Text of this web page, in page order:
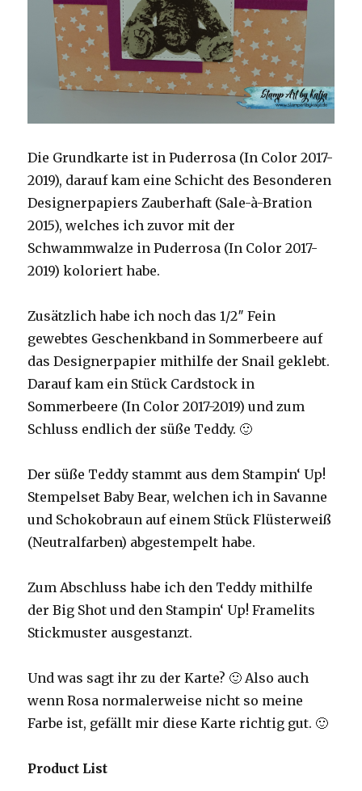
Die Grundkarte ist in Puderrosa (In Color 2017-
2019), darauf kam eine Schicht des Besonderen
Designerpapiers Zauberhaft (Sale-à-Bration
2015), welches ich zuvor mit der
Schwammwalze in Puderrosa (In Color 2017-
2019) koloriert habe.
Zusätzlich habe ich noch das 1/2″ Fein
gewebtes Geschenkband in Sommerbeere auf
das Designerpapier mithilfe der Snail geklebt.
Darauf kam ein Stück Cardstock in
Sommerbeere (In Color 2017-2019) und zum
Schluss endlich der süße Teddy. 🙂
Der süße Teddy stammt aus dem Stampin‘ Up!
Stempelset Baby Bear, welchen ich in Savanne
und Schokobraun auf einem Stück Flüsterweiß
(Neutralfarben) abgestempelt habe.
Zum Abschluss habe ich den Teddy mithilfe
der Big Shot und den Stampin‘ Up! Framelits
Stickmuster ausgestanzt.
Und was sagt ihr zu der Karte? 🙂 Also auch
wenn Rosa normalerweise nicht so meine
Farbe ist, gefällt mir diese Karte richtig gut. 🙂
Product List